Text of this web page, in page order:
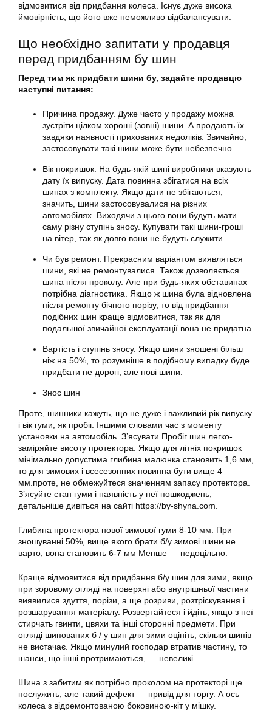
відмовитися від придбання колеса. Існує дуже висока
ймовірність, що його вже неможливо відбалансувати.
Що необхідно запитати у продавця
перед придбанням бу шин
Перед тим як придбати шини бу, задайте продавцю
наступні питання:
Причина продажу. Дуже часто у продажу можна
зустріти цілком хороші (зовні) шини. А продають їх
завдяки наявності прихованих недоліків. Звичайно,
застосовувати такі шини може бути небезпечно.
Вік покришок. На будь-якій шині виробники вказують
дату їх випуску. Дата повинна збігатися на всіх
шинах з комплекту. Якщо дати не збігаються,
значить, шини застосовувалися на різних
автомобілях. Виходячи з цього вони будуть мати
саму різну ступінь зносу. Купувати такі шини-гроші
на вітер, так як довго вони не будуть служити.
Чи був ремонт. Прекрасним варіантом виявляться
шини, які не ремонтувалися. Також дозволяється
шина після проколу. Але при будь-яких обставинах
потрібна діагностика. Якщо ж шина була відновлена
після ремонту бічного порізу, то від придбання
подібних шин краще відмовитися, так як для
подальшої звичайної експлуатації вона не придатна.
Вартість і ступінь зносу. Якщо шини зношені більш
ніж на 50%, то розумніше в подібному випадку буде
придбати не дорогі, але нові шини.
Знос шин
Проте, шинники кажуть, що не дуже і важливий рік випуску
і вік гуми, як пробіг. Іншими словами час з моменту
установки на автомобіль. З’ясувати Пробіг шин легко-
заміряйте висоту протектора. Якщо для літніх покришок
мінімально допустима глибина малюнка становить 1,6 мм,
то для зимових і всесезонних повинна бути вище 4
мм.проте, не обмежуйтеся значенням запасу протектора.
З’ясуйте стан гуми і наявність у неї пошкоджень,
детальніше дивіться на сайті https://by-shyna.com.
Глибина протектора нової зимової гуми 8-10 мм. При
зношуванні 50%, вище якого брати б/у зимові шини не
варто, вона становить 6-7 мм Менше — недоцільно.
Краще відмовитися від придбання б/у шин для зими, якщо
при зоровому огляді на поверхні або внутрішньої частини
виявилися здуття, порізи, а ще розриви, розтріскування і
розшарування матеріалу. Розвертайтеся і йдіть, якщо з неї
стирчать гвинти, цвяхи та інші сторонні предмети. При
огляді шипованих б / у шин для зими оцініть, скільки шипів
не вистачає. Якщо минулий господар втратив частину, то
шанси, що інші протримаються, — невеликі.
Шина з забитим як потрібно проколом на протекторі ще
послужить, але такий дефект — привід для торгу. А ось
колеса з відремонтованою боковиною-кіт у мішку.